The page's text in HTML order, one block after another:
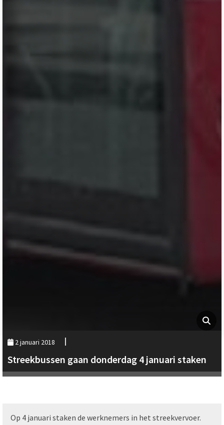
2 januari 2018
Streekbussen gaan donderdag 4 januari staken
Op 4 januari staken de werknemers in het streekvervoer.